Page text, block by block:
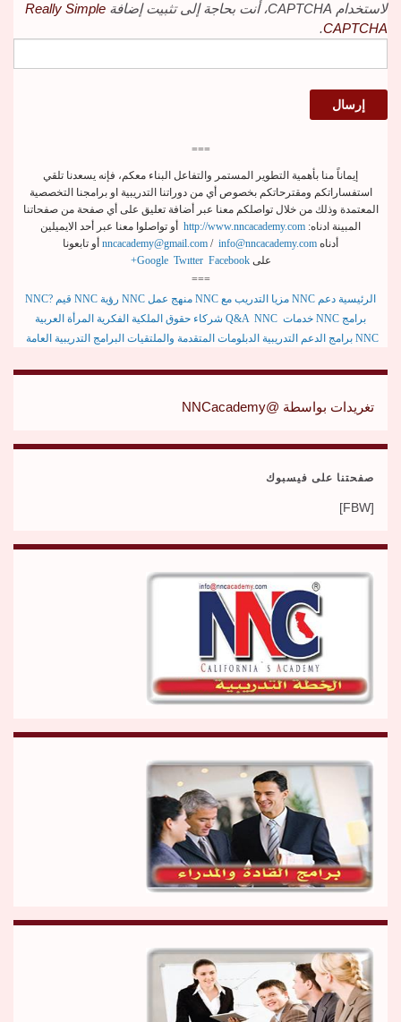
لاستخدام CAPTCHA، أنت بحاجة إلى تثبيت إضافة
Really Simple
CAPTCHA
.
===
إيماناً منا بأهمية التطوير المستمر والتفاعل البناء معكم، فإنه يسعدنا تلقي
استفساراتكم ومقترحاتكم بخصوص أي من دوراتنا التدريبية او برامجنا التخصصية
المعتمدة وذلك من خلال تواصلكم معنا عبر أضافة تعليق على أي صفحة من صفحاتنا
المبينة ادناه: http://www.nncacademy.com أو تواصلوا معنا عبر أحد الايميلين
أدناه info@nncacademy.com
/
nncacademy@gmail.com أو تابعونا
علىFacebook
Twıtter
Google
+
===
الرئيسية
NNC? قيم NNC رؤية NNC منهج عمل NNC مزيا التدريب مع NNC دعم
المرأة العربية حقوق الملكية الفكرية شركاء Q&A NNC خدمات NNC برامج
الدعم برامجNNC التدريبية الدبلومات المتقدمة والملتقيات البرامج التدريبية العامة
تغريدات بواسطة @NNCacademy
صفحتنا على فيسبوك
[FBW]